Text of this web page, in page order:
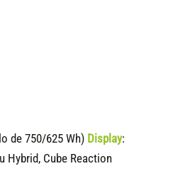
de 750/625 Wh) Display:
Hybrid, Cube Reaction